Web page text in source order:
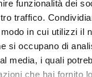
funzionalità dei
traffico.
in cui utilizzi il
si occupano di
media, i quali
che hai fornito